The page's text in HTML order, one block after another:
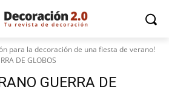
para la decoración de una fiesta de verano!
DE GLOBOS
GUERRA DE